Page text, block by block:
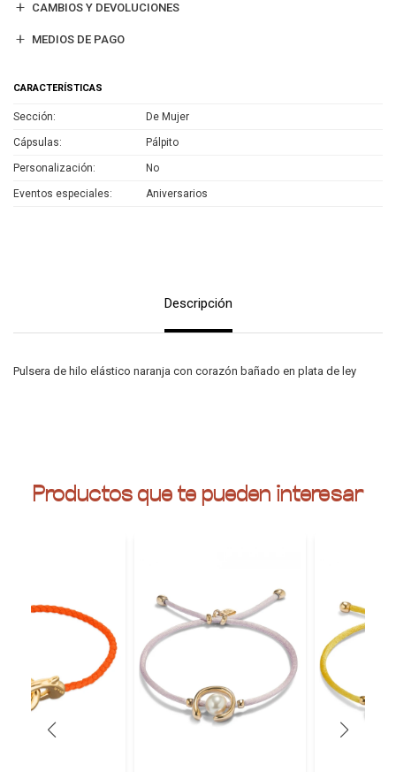
CAMBIOS Y DEVOLUCIONES
MEDIOS DE PAGO
CARACTERÍSTICAS
Sección De Mujer
Cápsulas Pálpito
Personalización No
Eventos especiales Aniversarios
Descripción
Pulsera de hilo elástico naranja con corazón bañado en plata de ley
Productos que te pueden interesar